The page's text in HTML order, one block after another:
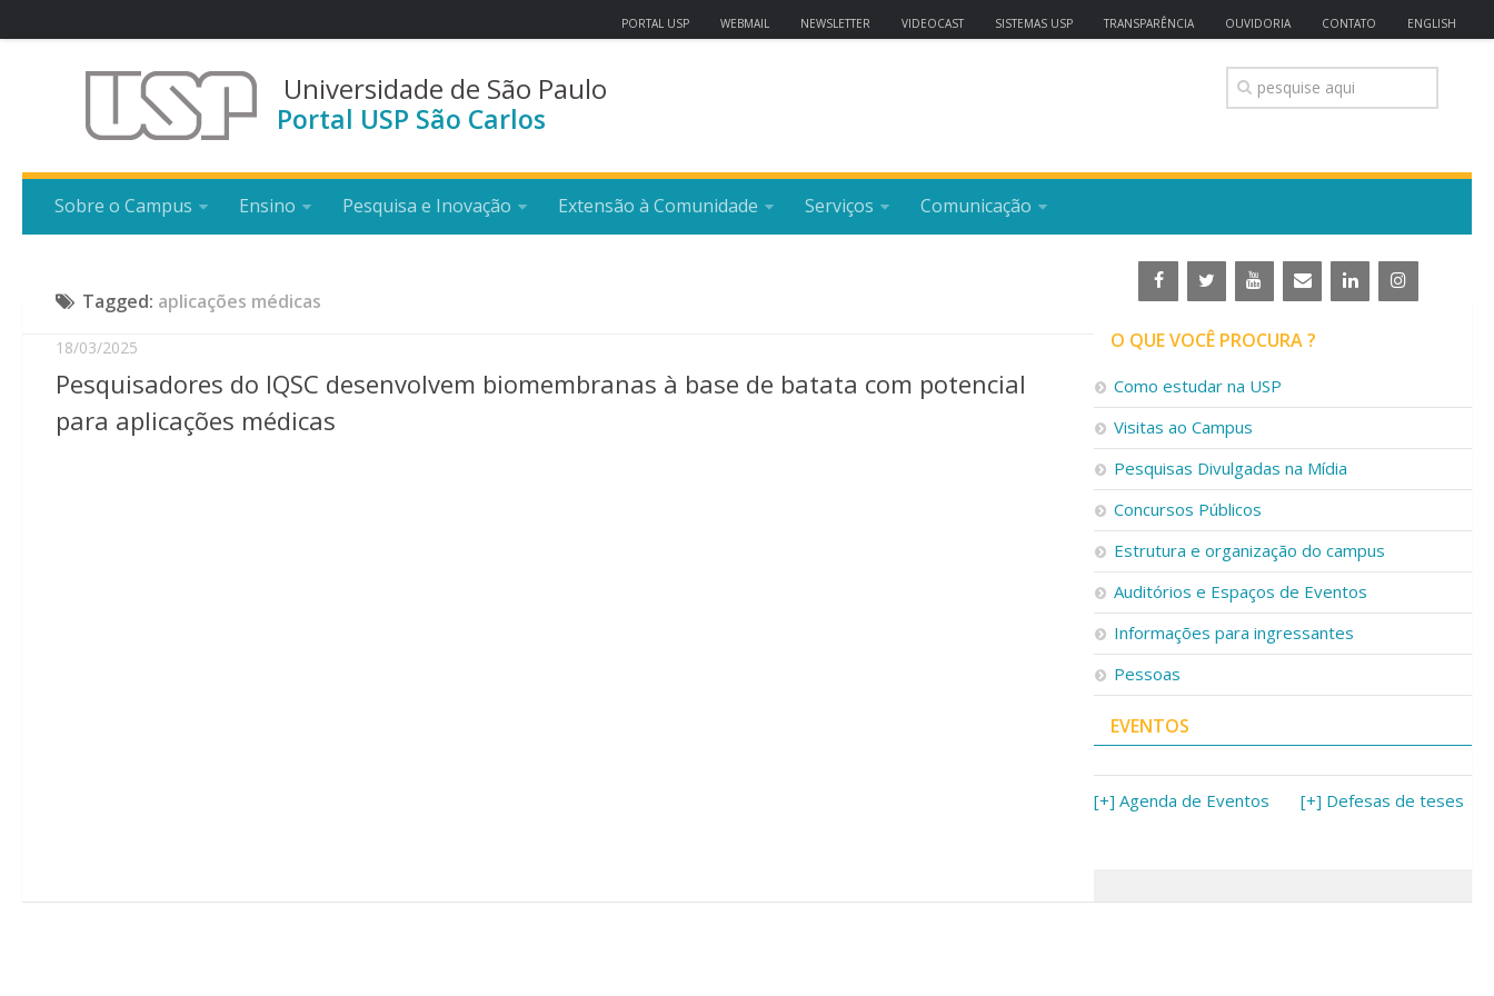
PORTAL USP WEBMAIL NEWSLETTER VIDEOCAST SISTEMAS USP TRANSPARÊNCIA OUVIDORIA CONTATO ENGLISH
Universidade de São Paulo
Portal USP São Carlos
Sobre o Campus Ensino Pesquisa e Inovação Extensão à Comunidade Serviços Comunicação
Tagged: aplicações médicas
18/03/2025
Pesquisadores do IQSC desenvolvem biomembranas à base de batata com potencial
para aplicações médicas
O QUE VOCÊ PROCURA ?
Como estudar na USP
Visitas ao Campus
Pesquisas Divulgadas na Mídia
Concursos Públicos
Estrutura e organização do campus
Auditórios e Espaços de Eventos
Informações para ingressantes
Pessoas
EVENTOS
[+] Agenda de Eventos [+] Defesas de teses